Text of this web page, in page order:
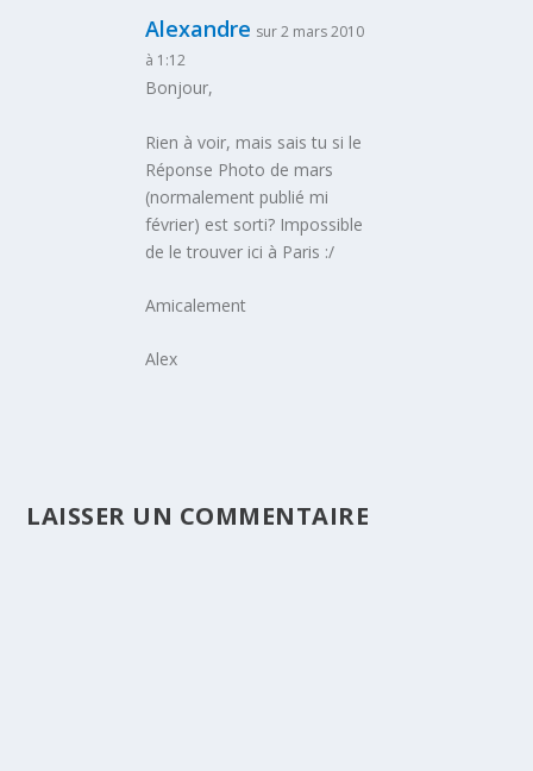
Alexandre sur 2 mars 2010
à 1:12
Bonjour,
Rien à voir, mais sais tu si le
Réponse Photo de mars
(normalement publié mi
février) est sorti? Impossible
de le trouver ici à Paris :/
Amicalement
Alex
LAISSER UN COMMENTAIRE